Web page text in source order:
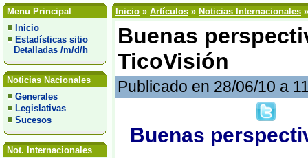
Menu Principal
Inicio
Estadísticas sitio
Detalladas /m/d/h
Noticias Nacionales
Generales
Legislativas
Sucesos
Not. Internacionales
Inicio » Artículos » Noticias Internacionales
Buenas
TicoVisión
Publicado en 28/06/10 a
Buenas